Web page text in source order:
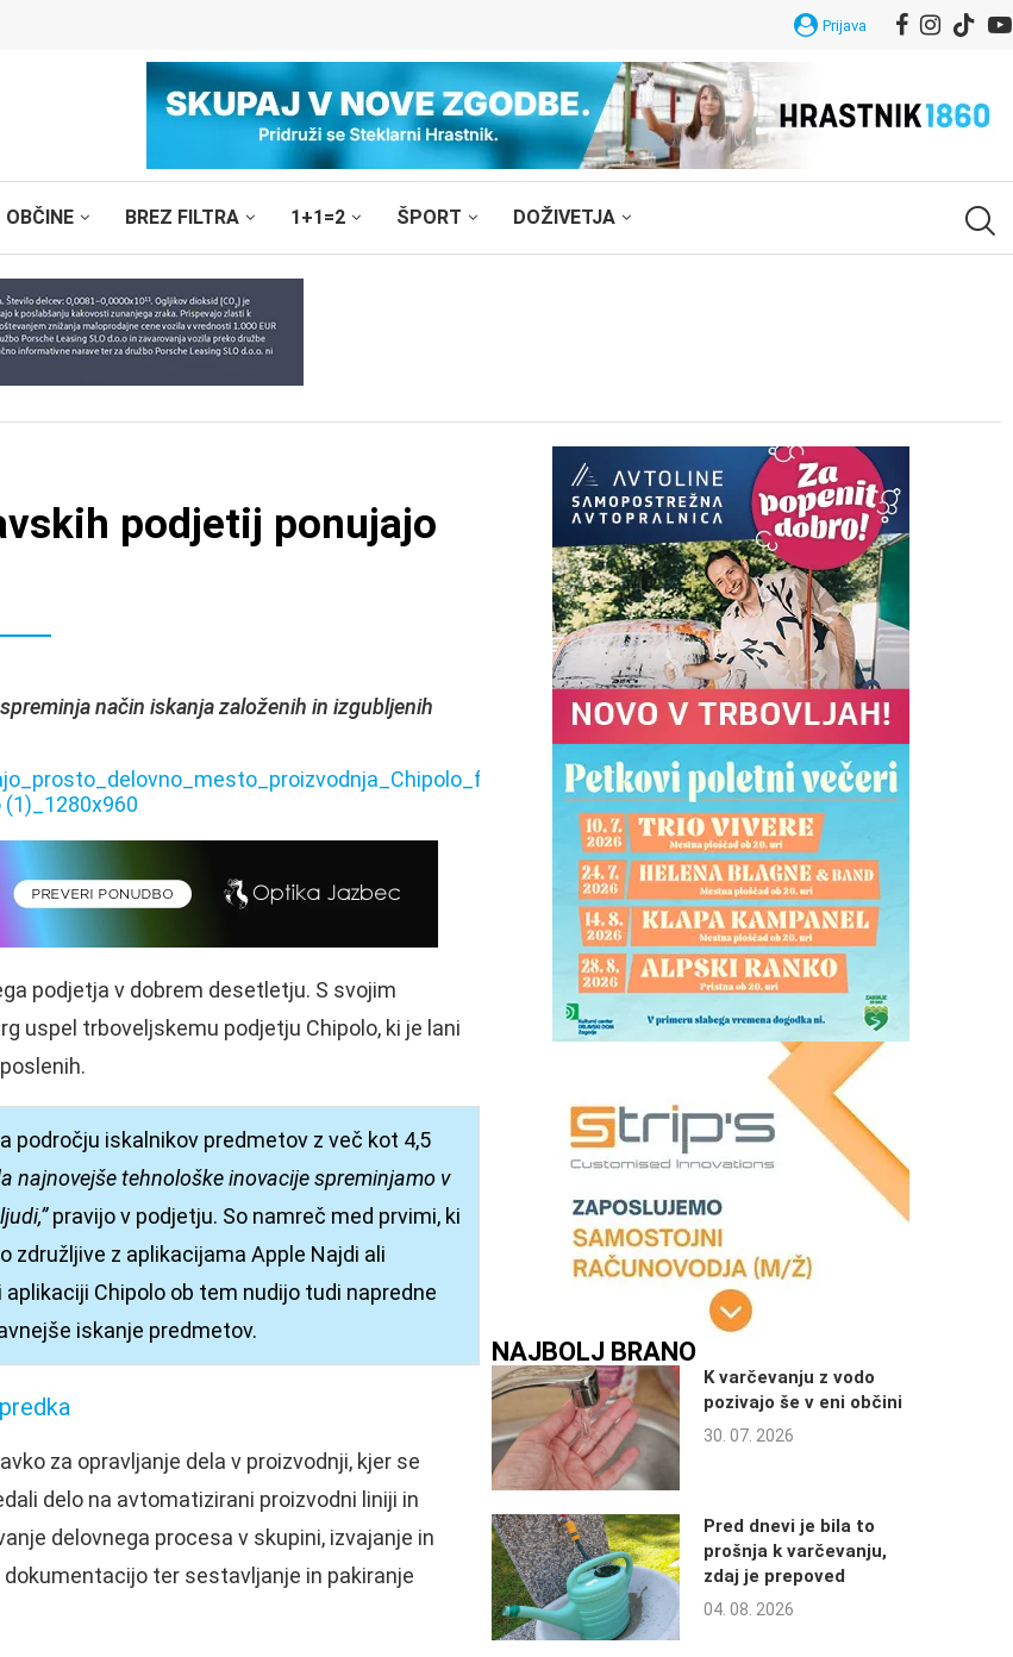
Prijava
OBČINE BREZ FILTRA 1+1=2 ŠPORT DOŽIVETJA
podjetij ponujajo
način iskanja založenih in izgubljenih
podjetja v dobrem desetletju. S svojim
uspel trboveljskemu podjetju Chipolo, ki je lani
področju iskalnikov predmetov z več kot 4,5
najnovejše tehnološke inovacije spreminjamo v
pravijo v podjetju. So namreč med prvimi, ki
združljive z aplikacijama Apple Najdi ali
Chipolo ob tem nudijo tudi napredne
iskanje predmetov.
za opravljanje dela v proizvodnji, kjer se
delo na avtomatizirani proizvodni liniji in
delovnega procesa v skupini, izvajanje in
ter sestavljanje in pakiranje
NAJBOLJ BRANO
K varčevanju z vodo
pozivajo še v eni občini
30. 07. 2026
Pred dnevi je bila to
prošnja k varčevanju,
zdaj je prepoved
04. 08. 2026